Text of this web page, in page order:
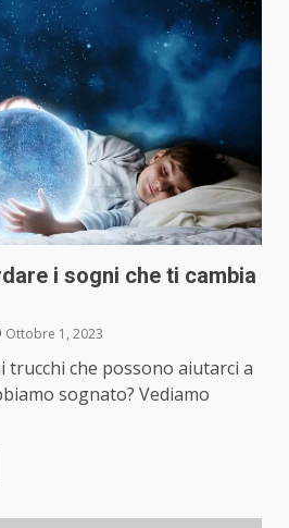
i sogni che ti cambia
Ottobre 1, 2023
trucchi che possono aiutarci a
sognato? Vediamo